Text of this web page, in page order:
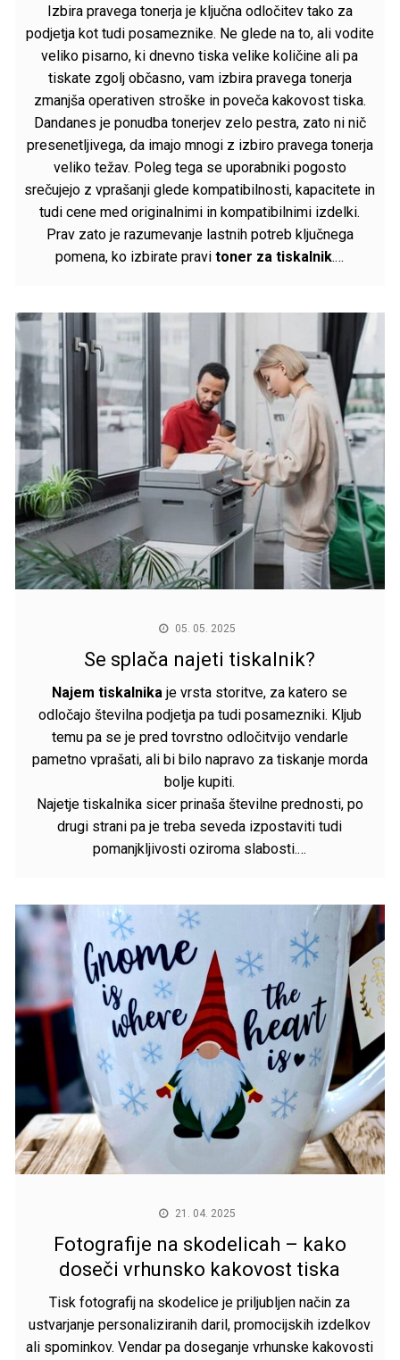
Izbira pravega tonerja je ključna odločitev tako za
podjetja kot tudi posameznike. Ne glede na to, ali vodite
veliko pisarno, ki dnevno tiska velike količine ali pa
tiskate zgolj občasno, vam izbira pravega tonerja
zmanjša operativen stroške in poveča kakovost tiska.
Dandanes je ponudba tonerjev zelo pestra, zato ni nič
presenetljivega, da imajo mnogi z izbiro pravega tonerja
veliko težav. Poleg tega se uporabniki pogosto
srečujejo z vprašanji glede kompatibilnosti, kapacitete in
tudi cene med originalnimi in kompatibilnimi izdelki.
Prav zato je razumevanje lastnih potreb ključnega
pomena, ko izbirate pravitoner za tiskalnik.…
05. 05. 2025
Se splača najeti tiskalnik?
Najem tiskalnika je vrsta storitve, za katero se
odločajo številna podjetja pa tudi posamezniki. Kljub
temu pa se je pred tovrstno odločitvijo vendarle
pametno vprašati, ali bi bilo napravo za tiskanje morda
bolje kupiti.
Najetje tiskalnika sicer prinaša številne prednosti, po
drugi strani pa je treba seveda izpostaviti tudi
pomanjkljivosti oziroma slabosti.…
21. 04. 2025
Fotografije na skodelicah – kako
doseči vrhunsko kakovost tiska
Tisk fotografij na skodelice je priljubljen način za
ustvarjanje personaliziranih daril, promocijskih izdelkov
ali spominkov. Vendar pa doseganje vrhunske kakovosti